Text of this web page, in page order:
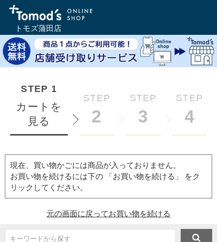
トモズ蒲田店
STEP 1
カートを
見る
STEP
2
STEP
3
STEP
4
現在、買い物かごには商品が入っておりません。
お買い物を続けるには下の 「お買い物を続ける」 をク
リックしてください。
元の画面に戻ってお買い物を続ける
キーワードから探す